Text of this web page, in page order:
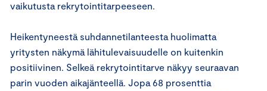
vaikutusta rekrytointitarpeeseen.
Heikentyneestä suhdannetilanteesta huolimatta
yritysten näkymä lähitulevaisuudelle on kuitenkin
positiivinen. Selkeä rekrytointitarve näkyy seuraavan
parin vuoden aikajänteellä. Jopa 68 prosenttia